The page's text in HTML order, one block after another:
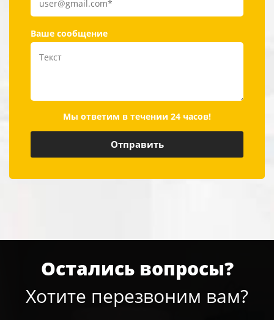
Ваше сообщение
Мы ответим в течении 24 часов!
Остались вопросы?
Хотите перезвоним вам?